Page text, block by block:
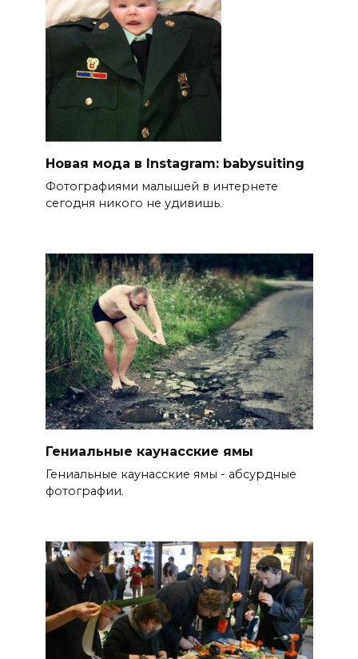
Новая мода в Instagram: babysuiting
Фотографиями малышей в интернете
сегодня никого не удивишь.
Гениальные каунасские ямы
Гениальные каунасские ямы - абсурдные
фотографии.